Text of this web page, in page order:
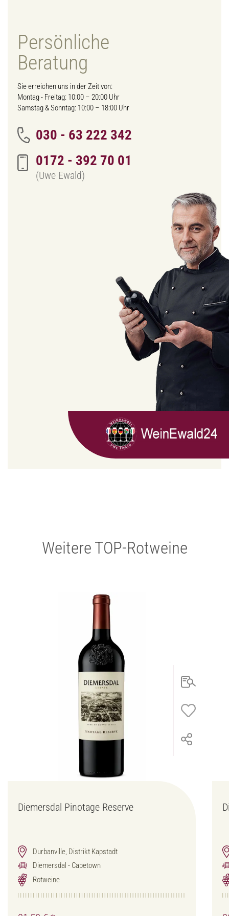
Persönliche
Beratung
Sie erreichen uns in der Zeit von:
Montag - Freitag: 10:00 – 20:00 Uhr
Samstag & Sonntag: 10:00 – 18:00 Uhr
030 - 63 222 342
0172 - 392 70 01
(Uwe Ewald)
Weitere TOP-Rotweine
Diemersdal Pinotage Reserve
Durbanville, Distrikt Kapstadt
Diemersdal - Capetown
Rotweine